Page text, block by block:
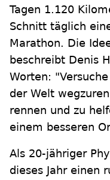
Tagen 1.120
Schnitt täglich
Marathon. Die
beschreibt Denis
Worten:
der Welt
rennen und zu
einem besseren
Als 20-jähriger
dieses Jahr einen